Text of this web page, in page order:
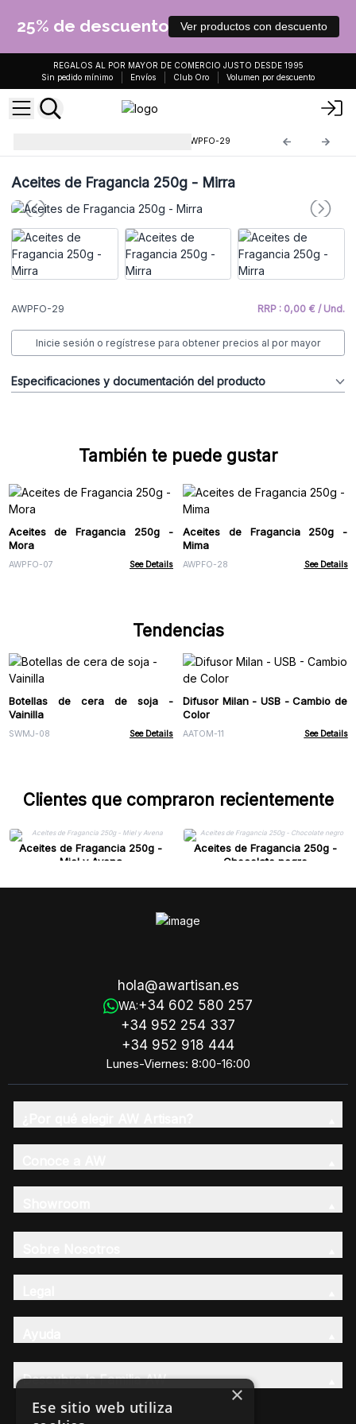
25% de descuento Ver productos con descuento
REGALOS AL POR MAYOR DE COMERCIO JUSTO DESDE 1995
Sin pedido mínimo
Envíos Club Oro Volumen por descuento
AWPFO-29
Aceites de Fragancia 250g - Mirra
AWPFO-29 RRP : 0,00 € / Und.
Inicie sesión o regístrese para obtener precios al por mayor
Especificaciones y documentación del producto
También te puede gustar
Aceites de Fragancia 250g -
Mora
AWPFO-07 See Details
Aceites de Fragancia 250g -
Mima
AWPFO-28 See Details
Tendencias
Botellas de cera de soja -
Vainilla
SWMJ-08 See Details
Difusor Milan - USB - Cambio de
Color
AATOM-11 See Details
Clientes que compraron recientemente
Aceites de Fragancia 250g -
Miel y Avena
Aceites de Fragancia 250g -
Chocolate negro
hola@awartisan.es
WA:+34 602 580 257
+34 952 254 337
+34 952 918 444
Lunes-Viernes: 8:00-16:00
Descubre la Familia AW
×
Ese sitio web utiliza